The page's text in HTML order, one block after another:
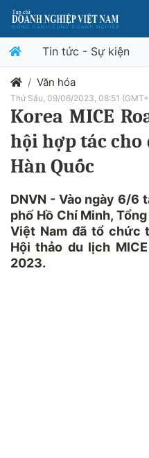
Tin tức - Sự kiện
Văn hóa
Thứ Sáu, 09/06/2023, 08:51
Korea MICE
hội hợp tác cho
Hàn Quốc
DNVN - Vào ngày 6/6
phố Hồ Chí Minh,
Việt Nam đã tổ chức
Hội thảo du lịch
2023.